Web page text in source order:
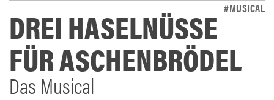
#MUSICAL
DREI HASELNÜSSE
FÜR ASCHENBRÖDEL
Das Musical